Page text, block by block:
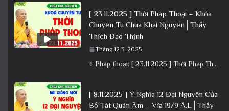
[ 23.11.2025 ] Thời Pháp Thoại – Khóa
Chuyên Tu Chùa Khai Nguyên│Thầy
Thích Đạo Thịnh
Tháng 12 3, 2025
+ Pháp thoại: [ 23.11.2025 ] Thời Pháp Thoại – Khóa Chuyên Tu Chùa Khai Nguyên│Thầy Thích Đạo Thịnh +
[ 8.11.2025 ] Ý Nghĩa 12 Đại Nguyện Của
Bồ Tát Quán Âm – Vía 19/9 Â.L│Thầy